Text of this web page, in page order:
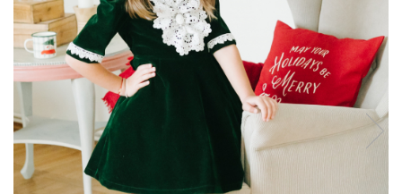
School Colection
Tenisi